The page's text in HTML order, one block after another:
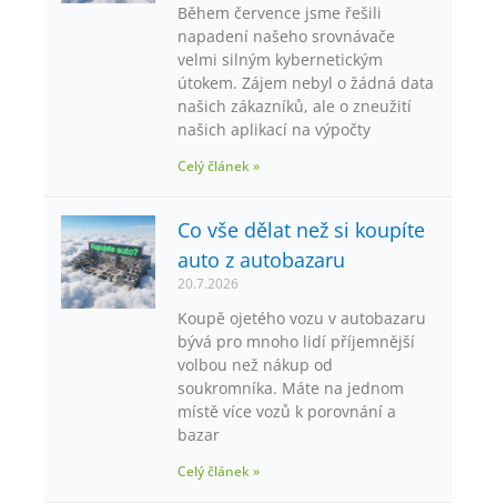
Během července jsme řešili
napadení našeho srovnávače
velmi silným kybernetickým
útokem. Zájem nebyl o žádná data
našich zákazníků, ale o zneužití
našich aplikací na výpočty
Celý článek »
Co vše dělat než si koupíte
auto z autobazaru
20.7.2026
Koupě ojetého vozu v autobazaru
bývá pro mnoho lidí příjemnější
volbou než nákup od
soukromníka. Máte na jednom
místě více vozů k porovnání a
bazar
Celý článek »